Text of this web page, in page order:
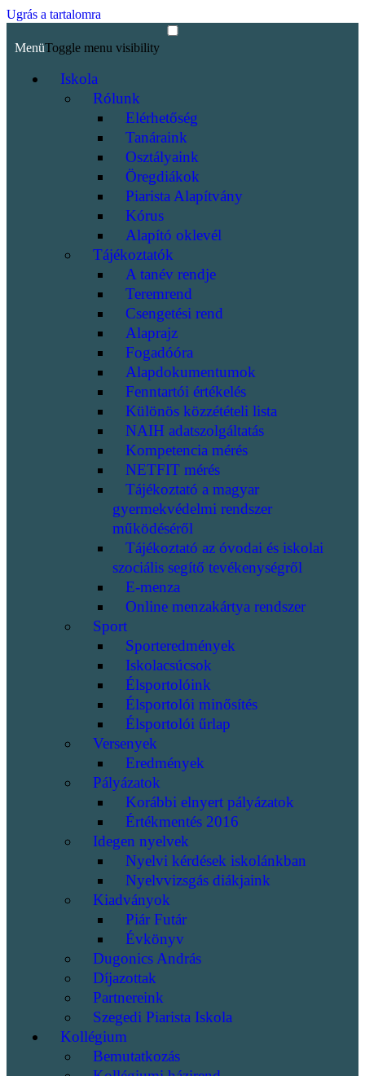
Ugrás a tartalomra
MenüToggle menu visibility
Iskola
Rólunk
Elérhetőség
Tanáraink
Osztályaink
Öregdiákok
Piarista Alapítvány
Kórus
Alapító oklevél
Tájékoztatók
A tanév rendje
Teremrend
Csengetési rend
Alaprajz
Fogadóóra
Alapdokumentumok
Fenntartói értékelés
Különös közzétételi lista
NAIH adatszolgáltatás
Kompetencia mérés
NETFIT mérés
Tájékoztató a magyar
gyermekvédelmi rendszer
működéséről
Tájékoztató az óvodai és iskolai
szociális segítő tevékenységről
E-menza
Online menzakártya rendszer
Sport
Sporteredmények
Iskolacsúcsok
Élsportolóink
Élsportolói minősítés
Élsportolói űrlap
Versenyek
Eredmények
Pályázatok
Korábbi elnyert pályázatok
Értékmentés 2016
Idegen nyelvek
Nyelvi kérdések iskolánkban
Nyelvvizsgás diákjaink
Kiadványok
Piár Futár
Évkönyv
Dugonics András
Díjazottak
Partnereink
Szegedi Piarista Iskola
Kollégium
Bemutatkozás